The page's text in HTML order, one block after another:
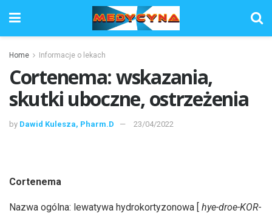
Home Informacje o lekach
Cortenema: wskazania,
skutki uboczne, ostrzeżenia
by Dawid Kulesza, Pharm.D 23/04/2022
Cortenema
Nazwa ogólna: lewatywa hydrokortyzonowa [ hye-droe-KOR-